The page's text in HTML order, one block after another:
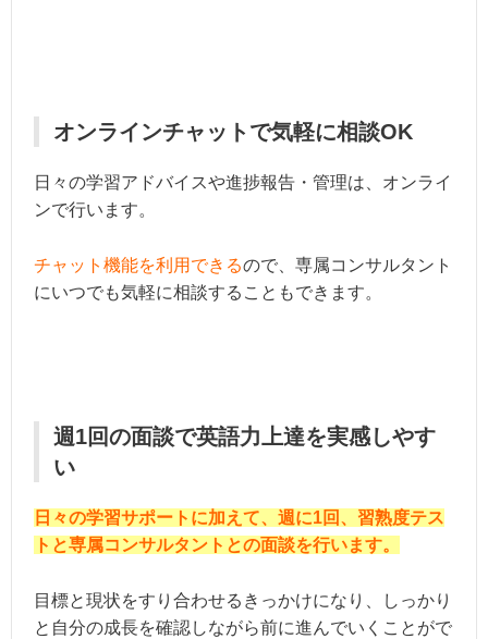
オンラインチャットで気軽に相談OK
日々の学習アドバイスや進捗報告・管理は、オンライ
ンで行います。
チャット機能を利用できるので、専属コンサルタント
にいつでも気軽に相談することもできます。
週1回の面談で英語力上達を実感しやす
い
日々の学習サポートに加えて、週に1回、習熟度テス
トと専属コンサルタントとの面談を行います。
目標と現状をすり合わせるきっかけになり、しっかり
と自分の成長を確認しながら前に進んでいくことがで